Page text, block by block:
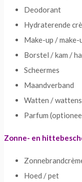
Deodorant
Hydraterende
Make-up /
Borstel / kam /
Scheermes
Maandverband
Watten /
Parfum
Zonne- en
Hoed / pet